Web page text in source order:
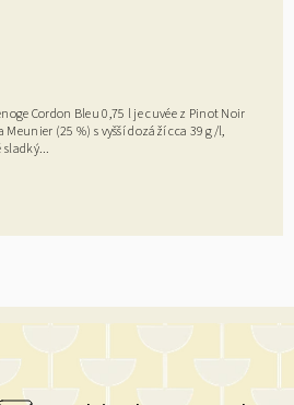
Cordon Bleu 0,75 l je cuvée z Pinot Noir
Meunier (25 %) s vyšší dozáží cca 39 g/l,